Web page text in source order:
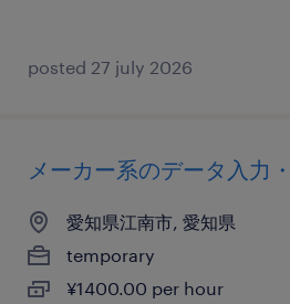
posted 27 july 2026
メーカー系のデータ入力
愛知県江南市, 愛知県
temporary
¥1400.00 per hour